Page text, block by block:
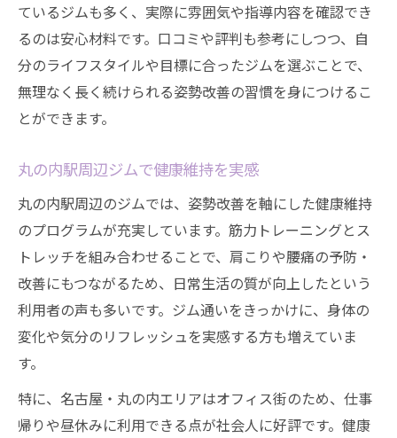
丸の内駅エリアジムで質の高いサポート
トレーナーのアドバイスで姿勢を根本改善
パーソナルジムならではの継続サポート
ているジムも多く、実際に雰囲気や指導内容を確認でき
るのは安心材料です。口コミや評判も参考にしつつ、自
分のライフスタイルや目標に合ったジムを選ぶことで、
無理なく長く続けられる姿勢改善の習慣を身につけるこ
とができます。
丸の内駅周辺ジムで健康維持を実感
丸の内駅周辺のジムでは、姿勢改善を軸にした健康維持
のプログラムが充実しています。筋力トレーニングとス
トレッチを組み合わせることで、肩こりや腰痛の予防・
改善にもつながるため、日常生活の質が向上したという
利用者の声も多いです。ジム通いをきっかけに、身体の
変化や気分のリフレッシュを実感する方も増えていま
す。
特に、名古屋・丸の内エリアはオフィス街のため、仕事
帰りや昼休みに利用できる点が社会人に好評です。健康